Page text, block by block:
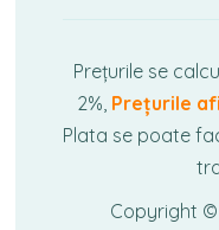
Prețurile se
2%, Prețurile
Plata se poate
Copyright